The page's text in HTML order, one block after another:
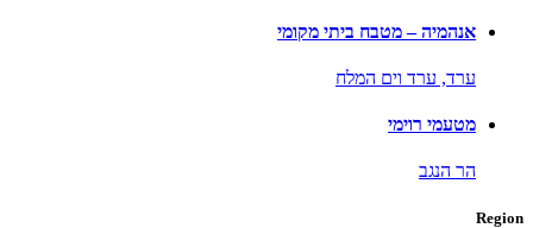
אנהמיה – מטבח ביתי מקומי
ערד, ערד וים המלח
מטעמי רוימי
הר הנגב
Region